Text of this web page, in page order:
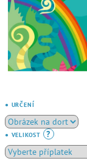
● URČENÍ
● VELIKOST ?